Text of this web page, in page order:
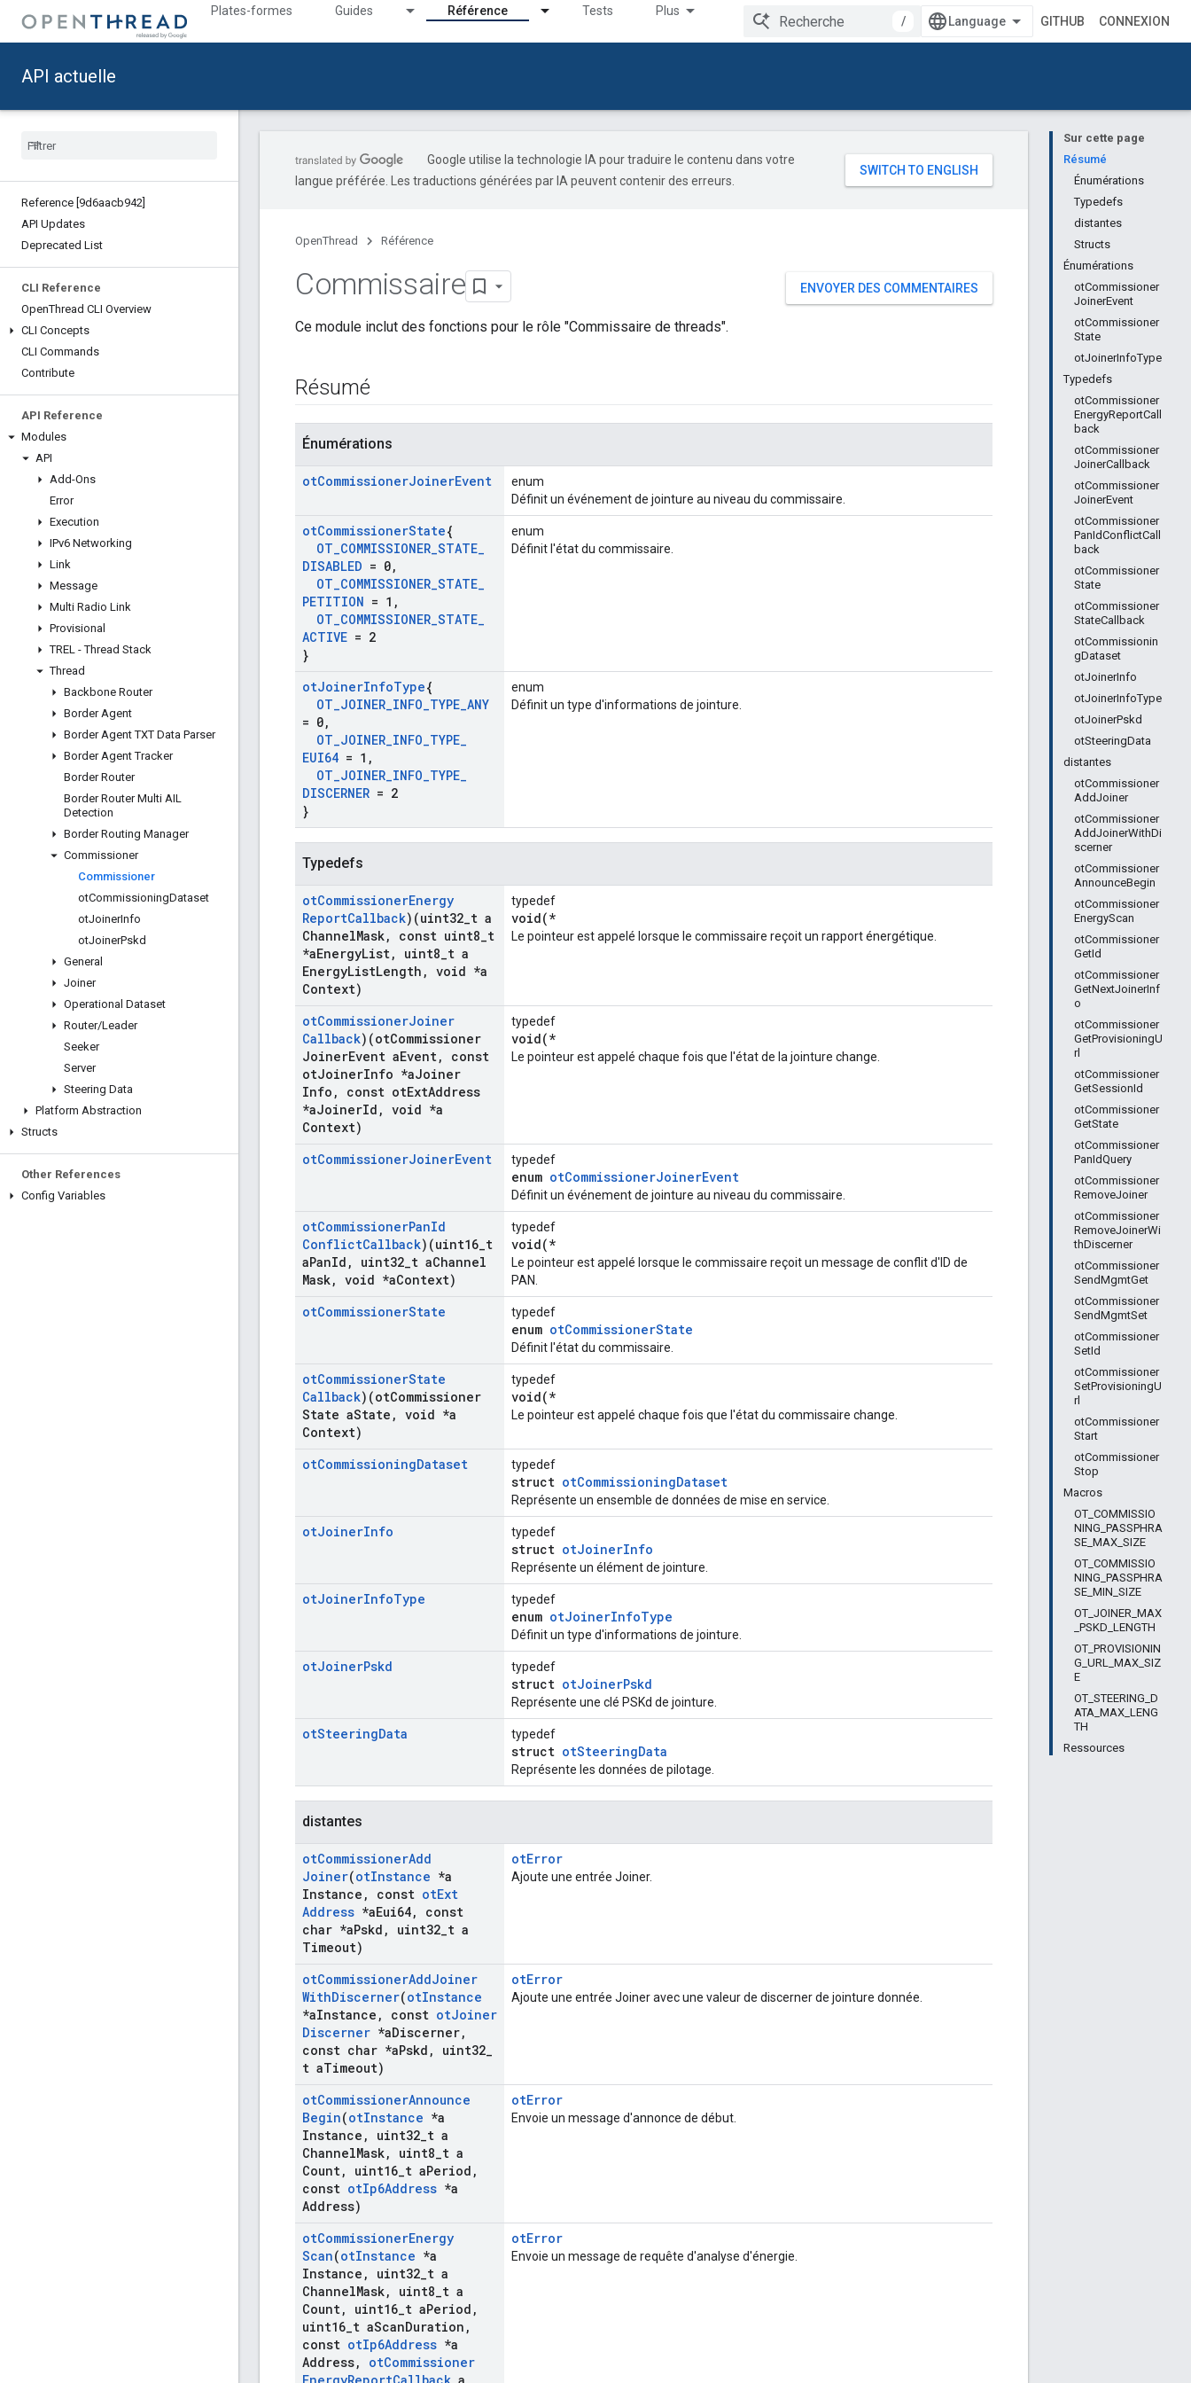
Plates-formes Guides Référence Tests Plus
/ GITHUB CONNEXION
API actuelle
Reference [9d6aacb942]
API Updates
Deprecated List
CLI Reference
OpenThread CLI Overview
CLI Concepts
CLI Commands
Contribute
API Reference
Modules
API
Add-Ons
Error
Execution
IPv6 Networking
Link
Message
Multi Radio Link
Provisional
TREL - Thread Stack
Thread
Backbone Router
Border Agent
Border Agent TXT Data Parser
Border Agent Tracker
Border Router
Border Router Multi AIL
Detection
Border Routing Manager
Commissioner
Commissioner
otCommissioningDataset
otJoinerInfo
otJoinerPskd
General
Joiner
Operational Dataset
Router/Leader
Seeker
Server
Steering Data
Platform Abstraction
Structs
Other References
Config Variables
Sur cette page
Résumé
Énumérations
Typedefs
distantes
Structs
Énumérations
otCommissioner
JoinerEvent
otCommissioner
State
otJoinerInfoType
Typedefs
otCommissioner
EnergyReportCall
back
otCommissioner
JoinerCallback
otCommissioner
JoinerEvent
otCommissioner
PanIdConflictCall
back
otCommissioner
State
otCommissioner
StateCallback
otCommissionin
gDataset
otJoinerInfo
otJoinerInfoType
otJoinerPskd
otSteeringData
distantes
otCommissioner
AddJoiner
otCommissioner
AddJoinerWithDi
scerner
otCommissioner
AnnounceBegin
otCommissioner
EnergyScan
otCommissioner
GetId
otCommissioner
GetNextJoinerInf
o
otCommissioner
GetProvisioningU
rl
otCommissioner
GetSessionId
otCommissioner
GetState
otCommissioner
PanIdQuery
otCommissioner
RemoveJoiner
otCommissioner
RemoveJoinerWi
thDiscerner
otCommissioner
SendMgmtGet
otCommissioner
SendMgmtSet
otCommissioner
SetId
otCommissioner
SetProvisioningU
rl
otCommissioner
Start
otCommissioner
Stop
Macros
OT_COMMISSIO
NING_PASSPHRA
SE_MAX_SIZE
OT_COMMISSIO
NING_PASSPHRA
SE_MIN_SIZE
OT_JOINER_MAX
_PSKD_LENGTH
OT_PROVISIONIN
G_URL_MAX_SIZ
E
OT_STEERING_D
ATA_MAX_LENG
TH
Ressources
Google utilise la technologie IA pour traduire le contenu dans votre
langue préférée. Les traductions générées par IA peuvent contenir des erreurs.
OpenThread Référence
ENVOYER DES COMMENTAIRES
Commissaire
Ce module inclut des fonctions pour le rôle "Commissaire de threads".
Résumé
Énumérations
otCommissionerJoinerEvent
enum
Définit un événement de jointure au niveau du commissaire.
otCommissionerState{
OT_COMMISSIONER_STATE_
DISABLED = 0,
OT_COMMISSIONER_STATE_
PETITION = 1 ,
OT_COMMISSIONER_STATE_
ACTIVE = 2
}
enum
Définit l'état du commissaire.
otJoinerInfoType{
OT_JOINER_INFO_TYPE_ANY
= 0,
OT_JOINER_INFO_TYPE_
EUI64 = 1 ,
OT_JOINER_INFO_TYPE_
DISCERNER = 2
}
enum
Définit un type d'informations de jointure.
Typedefs
otCommissionerEnergy
ReportCallback)(uint32 t a
ChannelMask, const uint8 t
*aEnergyList, uint8 t a
EnergyListLength , void *a
Context)
typedef
void(*
Le pointeur est appelé lorsque le commissaire reçoit un rapport énergétique.
otCommissionerJoiner
Callback)(otCommissioner
JoinerEvent aEvent,
const
otJoinerInfo *aJoiner
Info , const otExtAddress
*aJoinerId , void *a
Context)
typedef
void(*
Le pointeur est appelé chaque fois que l'état de la jointure change.
otCommissionerJoinerEvent typedef
enum otCommissionerJoinerEvent
Définit un événement de jointure au niveau du commissaire.
otCommissionerPanId
ConflictCallback)(uint16 t
aPanId , uint32 t aChannel
Mask, void *aContext)
typedef
void(*
Le pointeur est appelé lorsque le commissaire reçoit un message de conflit d'ID de
PAN.
otCommissionerState typedef
enum otCommissionerState
Définit l'état du commissaire.
otCommissionerState
Callback)(otCommissioner
State aState , void *a
Context)
typedef
void(*
Le pointeur est appelé chaque fois que l'état du commissaire change.
otCommissioningDataset typedef
struct otCommissioningDataset
Représente un ensemble de données de mise en service.
otJoinerInfo typedef
struct otJoinerInfo
Représente un élément de jointure.
otJoinerInfoType typedef
enum otJoinerInfoType
Définit un type d'informations de jointure.
otJoinerPskd typedef
struct otJoinerPskd
Représente une clé PSKd de jointure.
otSteeringData typedef
struct otSteeringData
Représente les données de pilotage.
distantes
otCommissionerAdd
Joiner(otInstance *a
Instance , const otExt
Address *aEui64,
const
char *aPskd , uint32 t a
Timeout)
otError
Ajoute une entrée Joiner.
otCommissionerAddJoiner
WithDiscerner(otInstance
*aInstance , const otJoiner
Discerner *aDiscerner,
const char *aPskd , uint32
t aTimeout)
otError
Ajoute une entrée Joiner avec une valeur de discerner de jointure donnée.
otCommissionerAnnounce
Begin(otInstance *a
Instance , uint32 t a
ChannelMask, uint8 t a
Count, uint16 t aPeriod ,
const otIp6Address *a
Address)
otError
Envoie un message d'annonce de début.
otCommissionerEnergy
Scan(otInstance *a
Instance , uint32 t a
ChannelMask, uint8 t a
Count, uint16 t aPeriod ,
uint16 t aScanDuration ,
const otIp6Address *a
Address, otCommissioner
otError
Envoie un message de requête d'analyse d'énergie.